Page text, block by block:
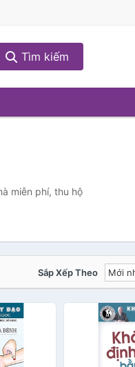
Tìm kiếm
miễn phí, thu hộ
Sắp Xếp Theo